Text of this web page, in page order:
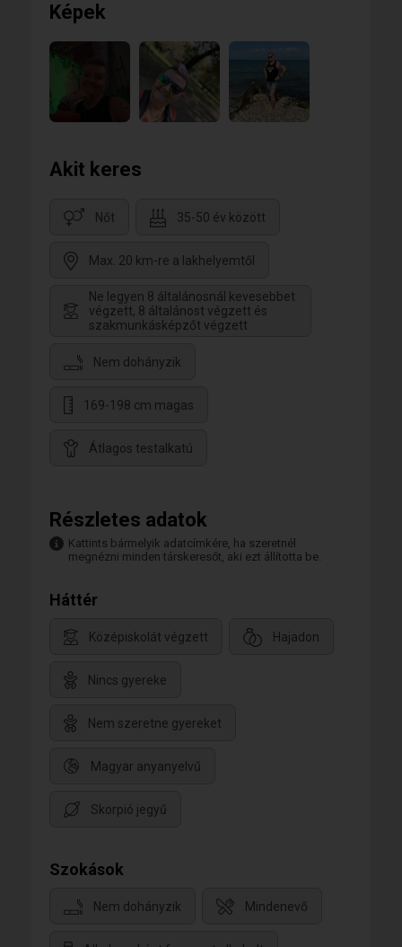
Képek
Akit keres
Nőt 35-50 év között
Max. 20 km-re a lakhelyemtől
Ne legyen 8 általánosnál kevesebbet
végzett, 8 általánost végzett és
szakmunkásképzőt végzett
Nem dohányzik
169-198 cm magas
Átlagos testalkatú
Részletes adatok
Kattints bármelyik adatcímkére, ha szeretnél
megnézni minden társkeresőt, aki ezt állította be.
Háttér
Középiskolát végzett Hajadon
Nincs gyereke
Nem szeretne gyereket
Magyar anyanyelvű
Skorpió jegyű
Szokások
Nem dohányzik Mindenevő